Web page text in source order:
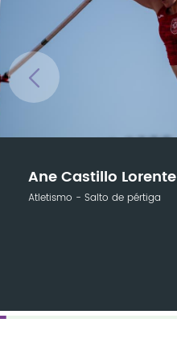
Ane Castillo Lorente
Atletismo - Salto de pértiga